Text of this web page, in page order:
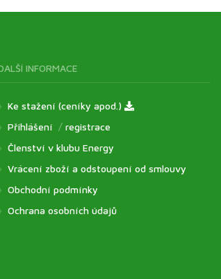
INFORMACE
Ke stažení (ceníky apod.)
Přihlášení / registrace
Členství v klubu Energy
Vrácení zboží a odstoupení od smlouvy
Obchodní podmínky
Ochrana osobních údajů